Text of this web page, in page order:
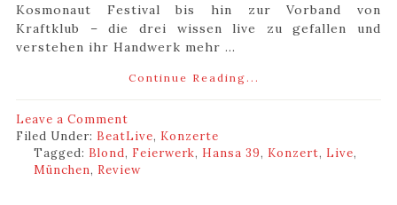
Kosmonaut Festival bis hin zur Vorband von
Kraftklub – die drei wissen live zu gefallen und
verstehen ihr Handwerk mehr ...
Continue Reading...
Leave a Comment
Filed Under: BeatLive, Konzerte
Tagged: Blond, Feierwerk, Hansa 39, Konzert, Live,
München, Review